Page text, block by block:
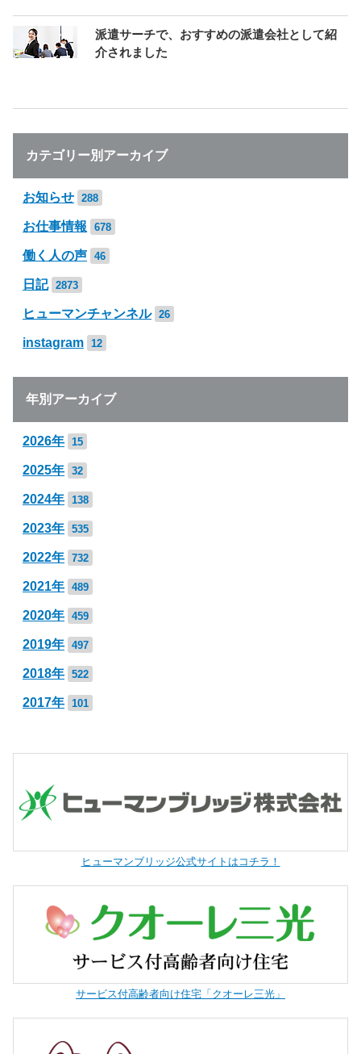
派遣サーチで、おすすめの派遣会社として紹
介されました
カテゴリー別アーカイブ
お知らせ 288
お仕事情報 678
働く人の声 46
日記 2873
ヒューマンチャンネル 26
instagram 12
年別アーカイブ
2026年 15
2025年 32
2024年 138
2023年 535
2022年 732
2021年 489
2020年 459
2019年 497
2018年 522
2017年 101
ヒューマンブリッジ公式サイトはコチラ！
サービス付高齢者向け住宅「クオーレ三光」